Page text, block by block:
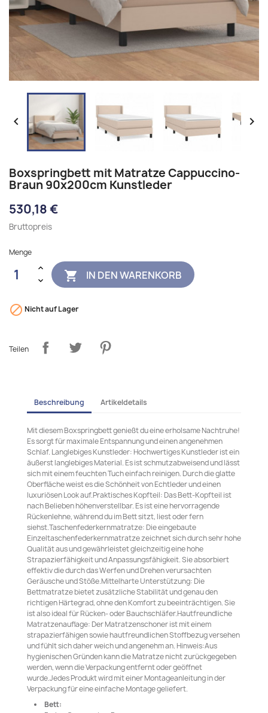
 
Boxspringbett mit Matratze Cappuccino-
Braun 90x200cm Kunstleder
530,18 €
Bruttopreis
Menge
 IN DEN WARENKORB
 Nicht auf Lager
Teilen
Beschreibung Artikeldetails
Mit diesem Boxspringbett genießt du eine erholsame Nachtruhe!
Es sorgt für maximale Entspannung und einen angenehmen
Schlaf. Langlebiges Kunstleder: Hochwertiges Kunstleder ist ein
äußerst langlebiges Material. Es ist schmutzabweisend und lässt
sich mit einem feuchten Tuch einfach reinigen. Durch die glatte
Oberfläche weist es die Schönheit von Echtleder und einen
luxuriösen Look auf.Praktisches Kopfteil: Das Bett-Kopfteil ist
nach Belieben höhenverstellbar. Es ist eine hervorragende
Rückenlehne, während du im Bett sitzt, liest oder fern
siehst.Taschenfederkernmatratze: Die eingebaute
Einzeltaschenfederkernmatratze zeichnet sich durch sehr hohe
Qualität aus und gewährleistet gleichzeitig eine hohe
Strapazierfähigkeit und Anpassungsfähigkeit. Sie absorbiert
effektiv die durch das Werfen und Drehen verursachten
Geräusche und Stöße.Mittelharte Unterstützung: Die
Bettmatratze bietet zusätzliche Stabilität und genau den
richtigen Härtegrad, ohne den Komfort zu beeinträchtigen. Sie
ist also ideal für Rücken- oder Bauchschläfer.Hautfreundliche
Matratzenauflage: Der Matratzenschoner ist mit einem
strapazierfähigen sowie hautfreundlichen Stoffbezug versehen
und fühlt sich daher weich und angenehm an. Hinweis:Aus
hygienischen Gründen kann die Matratze nicht zurückgegeben
werden, wenn die Verpackung entfernt oder geöffnet
wurde.Jedes Produkt wird mit einer Montageanleitung in der
Verpackung für eine einfache Montage geliefert.
Bett: